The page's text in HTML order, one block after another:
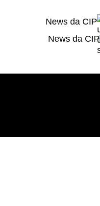
News da CIP
News da CIP